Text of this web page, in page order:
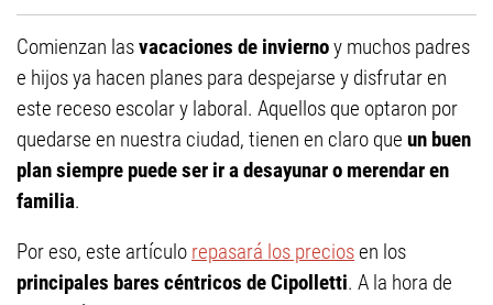
Comienzan lasvacaciones de inviernoy muchos padres
e hijos ya hacen planes para despejarse y disfrutar en
este receso escolar y laboral. Aquellos que optaron por
quedarse en nuestra ciudad, tienen en claro que un buen
plan siempre puede ser ir a desayunar o merendar en
familia.
Por eso, este artículo repasará los preciosen los
principales bares céntricos de Cipolletti. A la hora de